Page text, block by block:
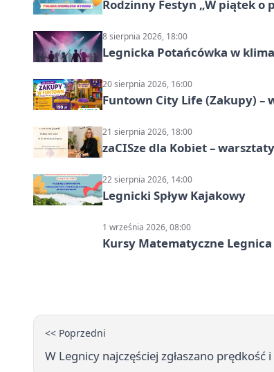
Rodzinny Festyn „W piątek o
8 sierpnia 2026, 18:00
Legnicka Potańcówka w
20 sierpnia 2026, 16:00
Funtown City Life (Zakupy) –
21 sierpnia 2026, 18:00
zaCISze dla Kobiet –
22 sierpnia 2026, 14:00
Legnicki Spływ Kajakowy
1 września 2026, 08:00
Kursy Matematyczne
<< Poprzedni
W Legnicy najczęściej zgłaszano